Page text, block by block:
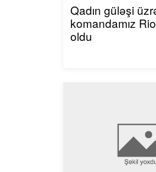
Qadın güləşi
komandamız
oldu